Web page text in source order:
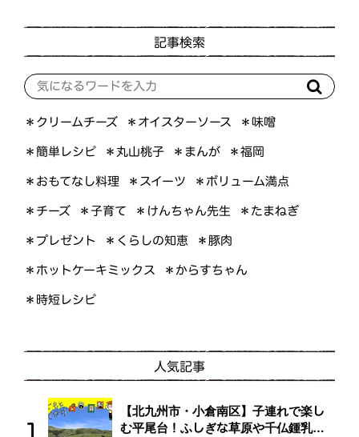
記事検索
＊クリームチーズ ＊オイスターソース ＊味噌
＊簡単レシピ ＊丸山桃子 ＊まんが ＊福岡
＊おもてなし料理 ＊スイーツ ＊ボリューム満点
＊チーズ ＊子育て ＊けんちゃん先生 ＊たまねぎ
＊プレゼント ＊くらしの知恵 ＊豚肉
＊ホットケーキミックス ＊からすちゃん
＊時短レシピ
人気記事
【北九州市・小倉南区】子連れで楽し
む平尾台！ふしぎな草原や千仏鍾乳洞